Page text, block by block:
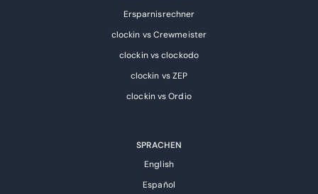
Ersparnisrechner
clockin vs Crewmeister
clockin vs clockodo
clockin vs ZEP
clockin vs Ordio
SPRACHEN
English
Español